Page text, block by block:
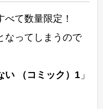
て数量限定！
ってしまうので
い （コミック）1 」